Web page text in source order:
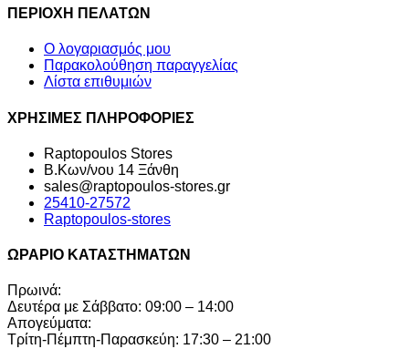
ΠΕΡΙΟΧΗ ΠΕΛΑΤΩΝ
Ο λογαριασμός μου
Παρακολούθηση παραγγελίας
Λίστα επιθυμιών
ΧΡΗΣΙΜΕΣ ΠΛΗΡΟΦΟΡΙΕΣ
Raptopoulos Stores
Β.Κων/νου 14 Ξάνθη
sales@raptopoulos-stores.gr
25410-27572
Raptopoulos-stores
ΩΡΑΡΙΟ ΚΑΤΑΣΤΗΜΑΤΩΝ
Πρωινά:
Δευτέρα με Σάββατο: 09:00 – 14:00
Απογεύματα:
Τρίτη-Πέμπτη-Παρασκεύη: 17:30 – 21:00